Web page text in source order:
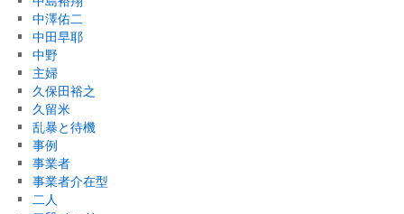
中澤佑二
中田早耶
中野
主婦
久保田裕之
久留米
乱暴と待機
事例
事業者
事業者介在型
二人